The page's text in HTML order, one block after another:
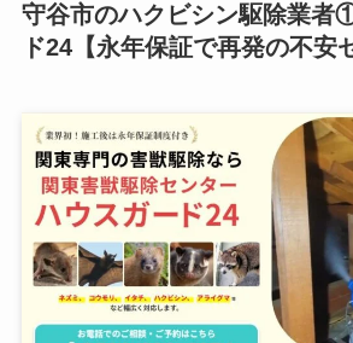
守谷市のハクビシン駆除業者
ド24【永年保証で再発の不安